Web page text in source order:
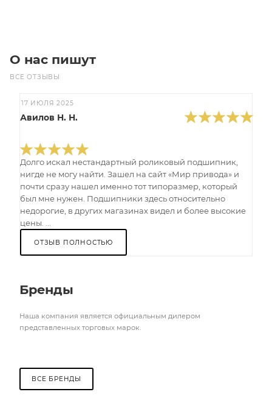
О нас пишут
ВСЕ ОТЗЫВЫ
17 ИЮЛЯ 2025
Авилов Н. Н.
Долго искал нестандартный роликовый подшипник,
нигде не могу найти. Зашел на сайт «Мир привода» и
почти сразу нашел именно тот типоразмер, который
был мне нужен. Подшипники здесь относительно
недорогие, в других магазинах видел и более высокие
цены. ...
ОТЗЫВ ПОЛНОСТЬЮ
Бренды
Наша компания является официальным дилером
представленных торговых марок.
ВСЕ БРЕНДЫ